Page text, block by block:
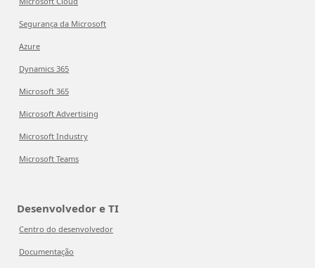
Segurança da Microsoft
Azure
Dynamics 365
Microsoft 365
Microsoft Advertising
Microsoft Industry
Microsoft Teams
Desenvolvedor e TI
Centro do desenvolvedor
Documentação